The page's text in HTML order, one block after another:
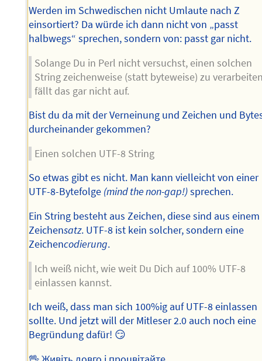
Werden im Schwedischen nicht Umlaute nach Z
einsortiert? Da würde ich dann nicht von „passt
halbwegs“ sprechen, sondern von: passt gar nicht.
Solange Du in Perl nicht versuchst, einen solchen
String zeichenweise (statt byteweise) zu
fällt das gar nicht auf.
Bist du da mit der Verneinung und Zeichen und
durcheinander gekommen?
Einen solchen UTF-8 String
So etwas gibt es nicht. Man kann vielleicht von einer
UTF-8-Bytefolge (mind the non-gap!)sprechen.
Ein String besteht aus Zeichen, diese sind aus einem
Zeichensatz. UTF-8 ist kein solcher, sondern eine
Zeichencodierung.
Ich weiß nicht, wie weit Du Dich auf 100% UTF-8
einlassen kannst.
Ich weiß, dass man sich 100%ig auf UTF-8 einlassen
sollte. Und jetzt will der Mitleser 2.0 auch noch eine
Begründung dafür! 😏